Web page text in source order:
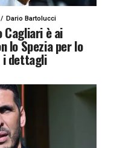
Dario Bartolucci
Cagliari è ai
lo Spezia per lo
i dettagli